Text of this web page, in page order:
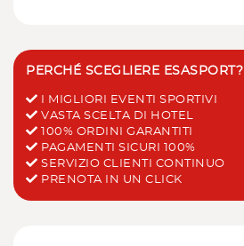
PERCHÉ SCEGLIERE ESASPORT?
I MIGLIORI EVENTI SPORTIVI
VASTA SCELTA DI HOTEL
100% ORDINI GARANTITI
PAGAMENTI SICURI 100%
SERVIZIO CLIENTI CONTINUO
PRENOTA IN UN CLICK